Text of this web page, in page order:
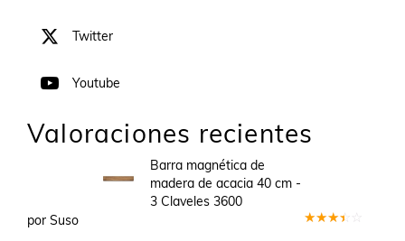
Twitter
Youtube
Valoraciones recientes
Barra magnética de
madera de acacia 40 cm -
3 Claveles 3600
por Suso